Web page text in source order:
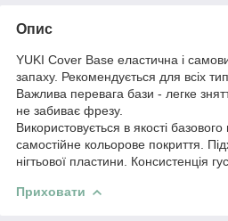
Опис
YUKI Cover Base еластична і
запаху. Рекомендується для всіх
Важлива перевага бази - легке
не забиває фрезу.
Використовується в якості
самостійне кольорове покриття.
нігтьової пластини. Консистенція
Приховати